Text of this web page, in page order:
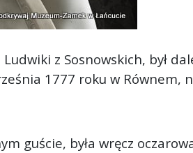
z Sosnowskich, był
1777 roku w Równem,
guście, była wręcz